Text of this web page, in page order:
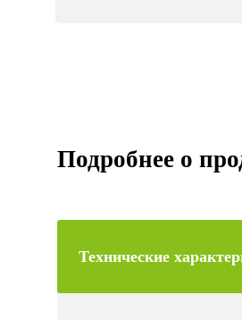
Подробнее о
Технические